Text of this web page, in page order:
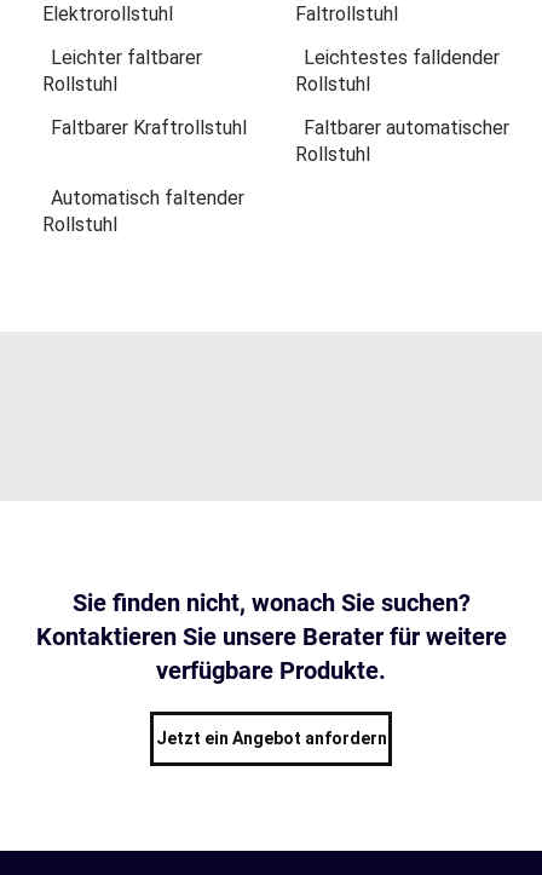
Elektrorollstuhl
Faltrollstuhl
Leichter faltbarer
Rollstuhl
Leichtestes falldender
Rollstuhl
Faltbarer Kraftrollstuhl
Faltbarer automatischer
Rollstuhl
Automatisch faltender
Rollstuhl
Sie finden nicht, wonach Sie suchen?
Kontaktieren Sie unsere Berater für weitere
verfügbare Produkte.
Jetzt ein Angebot anfordern